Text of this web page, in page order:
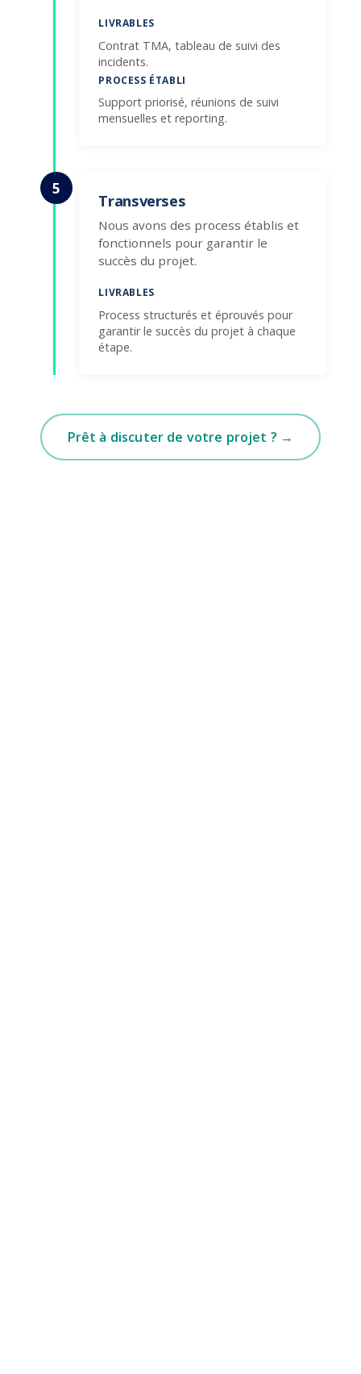
LIVRABLES
Contrat TMA, tableau de suivi des
incidents.
PROCESS ÉTABLI
Support priorisé, réunions de suivi
mensuelles et reporting.
Transverses
Nous avons des process établis et
fonctionnels pour garantir le
succès du projet.
LIVRABLES
Process structurés et éprouvés pour
garantir le succès du projet à chaque
étape.
5
Prêt à discuter de votre projet ? →